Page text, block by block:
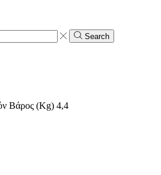
Search
Βάρος (Kg) 4,4